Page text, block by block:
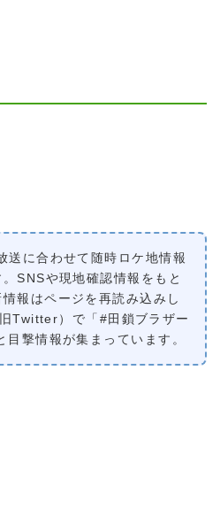
送に合わせて随時ロケ地情報
SNSや現地確認情報をもと
報はページを再読み込みし
Twitter）で「#田鎖ブラザー
撃情報が集まっています。